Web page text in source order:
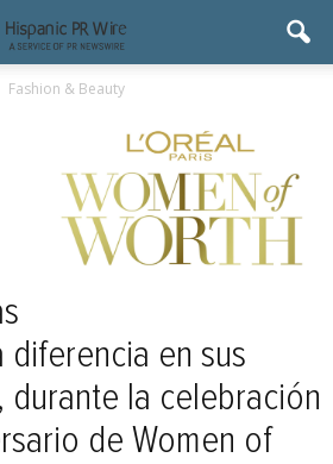
Fashion & Beauty
diferencia en sus
durante la celebración
de Women of